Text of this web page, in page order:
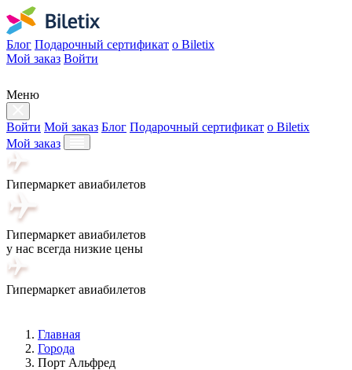
Блог Подарочный сертификат о Biletix
Мой заказ Войти
Меню
Войти Мой заказ Блог Подарочный сертификат о Biletix
Мой заказ
Гипермаркет авиабилетов
Гипермаркет авиабилетов
у нас всегда низкие цены
Гипермаркет авиабилетов
Главная
Города
Порт Альфред